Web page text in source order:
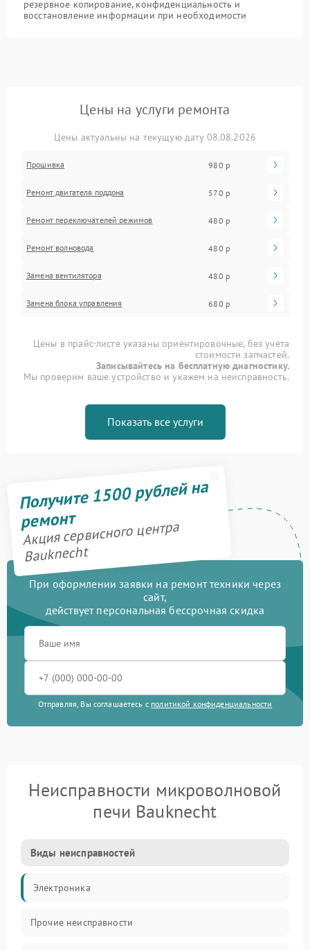
резервное копирование, конфиденциальность и
восстановление информации при необходимости
Цены на услуги ремонта
Цены актуальны на текущую дату 08.08.2026
Прошивка 980 р
Ремонт двигателя поддона 570 р
Ремонт переключателей режимов 480 р
Ремонт волновода 480 р
Замена вентилятора 480 р
Замена блока управления 680 р
Цены в прайс-листе указаны ориентировочные, без учета
стоимости запчастей.
Записывайтесь на бесплатную диагностику.
Мы проверим ваше устройство и укажем на неисправность.
Показать все услуги
Получите 1500 рублей на
ремонт
Акция сервисного центра
Bauknecht
При оформлении заявки на ремонт техники через
сайт,
действует персональная бессрочная скидка
Отправляя, Вы соглашаетесь с политикой конфиденциальности
Неисправности микроволновой
печи Bauknecht
Виды неисправностей
Электроника
Прочие неисправности